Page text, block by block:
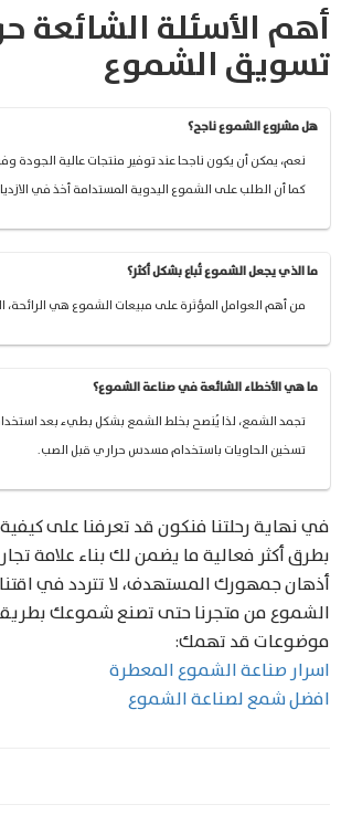
أهم الأسئلة الشائعة
تسويق الشموع
هل مشروع الشموع ناجح؟
نعم، يمكن أن يكون ناجحا عند توفير منتجات عالية الجودة
كما أن الطلب على الشموع اليدوية المستدامة أخذ في
ما الذي يجعل الشموع تُباع بشكل أكثر؟
من أهم العوامل المؤثرة على مبيعات الشموع هي الرائحة،
ما هي الأخطاء الشائعة في صناعة الشموع؟
تجمد الشمع، لذا يُنصح بخلط الشمع بشكل بطيء بعد
تسخين الحاويات باستخدام مسدس حراري قبل الصب.
في نهاية رحلتنا فنكون قد تعرفنا على
بطرق أكثر فعالية ما يضمن لك بناء علامة
أذهان جمهورك المستهدف، لا تتردد في
الشموع من متجرنا حتى تصنع شموعك
موضوعات قد تهمك:
اسرار صناعة الشموع المعطرة
افضل شمع لصناعة الشموع